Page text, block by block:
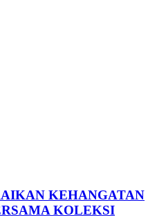
KEHANGATAN
KOLEKSI